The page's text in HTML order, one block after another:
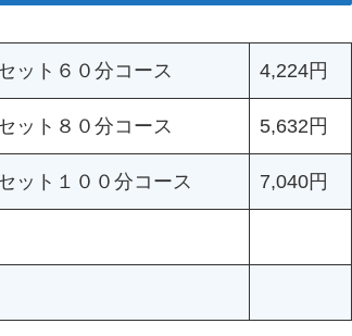
ット６０分コース 4,224円
ット８０分コース 5,632円
ット１００分コース 7,040円